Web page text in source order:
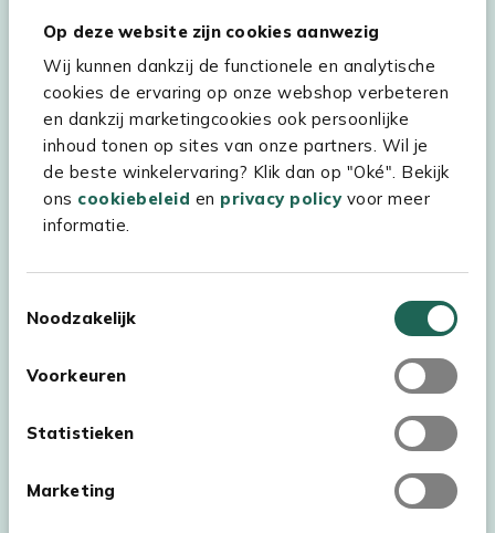
Op deze website zijn cookies aanwezig
Wij kunnen dankzij de functionele en analytische
cookies de ervaring op onze webshop verbeteren
en dankzij marketingcookies ook persoonlijke
inhoud tonen op sites van onze partners. Wil je
de beste winkelervaring? Klik dan op "Oké". Bekijk
ons cookiebeleid en privacy policyvoor meer
informatie.
Noodzakelijk
Voorkeuren
Statistieken
Marketing
Hulp & service
Assortiment
Kees Smit Tuinmeubelen
Experience Stores XXL